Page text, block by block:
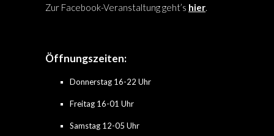
Zur Facebook-Veranstaltung geht’s hier.
Öffnungszeiten:
Donnerstag 16-22 Uhr
Freitag 16-01 Uhr
Samstag 12-05 Uhr